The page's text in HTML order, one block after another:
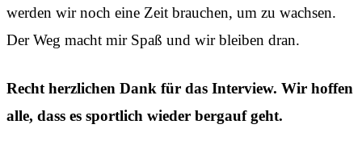
werden wir noch eine Zeit brauchen, um zu wachsen.
Der Weg macht mir Spaß und wir bleiben dran.
Recht herzlichen Dank für das Interview. Wir hoffen
alle, dass es sportlich wieder bergauf geht.